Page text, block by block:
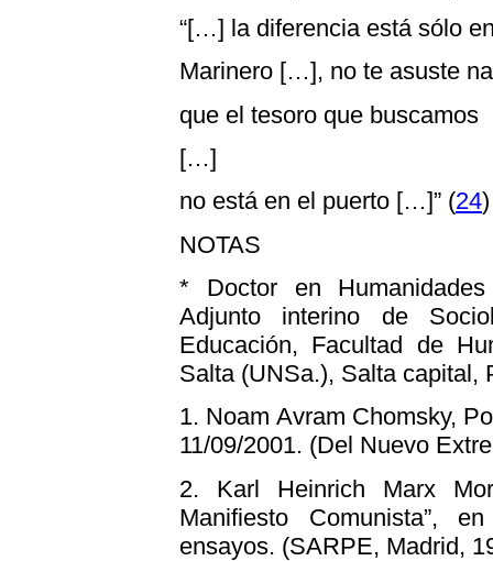
“[…] la diferencia está sólo
Marinero […], no te asuste
que el tesoro que buscamos
[…]
no está en el puerto […]” (24)
NOTAS
* Doctor en
Adjunto interino de
Educación, Facultad de
Salta (UNSa.), Salta capital,
1. Noam Avram Chomsky,
11/09/2001. (Del Nuevo
2. Karl Heinrich Marx
Manifiesto Comunista”,
ensayos. (SARPE, Madrid,